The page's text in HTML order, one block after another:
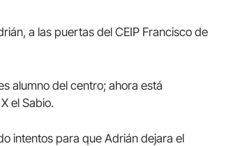
a las puertas del CEIP Francisco de
alumno del centro; ahora está
el Sabio.
intentos para que Adrián dejara el